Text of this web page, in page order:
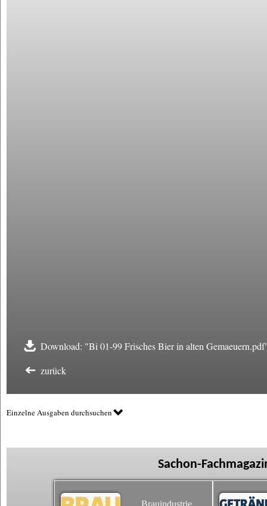
Download: "Bi 01-99 Frisches Bier in alten
zurück
Einzelne Ausgaben durchsuchen
Sachon-
Brauindustrie